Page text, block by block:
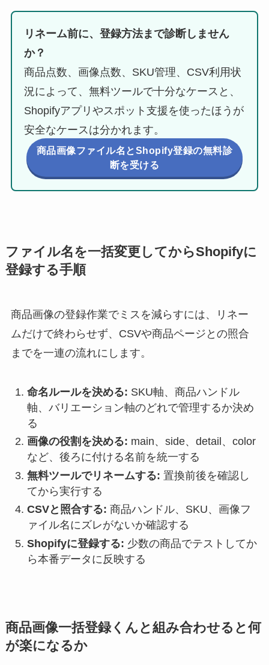
リネーム前に、登録方法まで診断しません
か？
商品点数、画像点数、SKU管理、CSV利用状
況によって、無料ツールで十分なケースと、
Shopifyアプリやスポット支援を使ったほうが
安全なケースは分かれます。
商品画像ファイル名とShopify登録の無料診
断を受ける
ファイル名を一括変更してからShopifyに
登録する手順
商品画像の登録作業でミスを減らすには、リネー
ムだけで終わらせず、CSVや商品ページとの照合
までを一連の流れにします。
命名ルールを決める: SKU軸、商品ハンドル
軸、バリエーション軸のどれで管理するか決め
る
画像の役割を決める: main、side、detail、color
など、後ろに付ける名前を統一する
無料ツールでリネームする: 置換前後を確認し
てから実行する
CSVと照合する: 商品ハンドル、SKU、画像フ
ァイル名にズレがないか確認する
Shopifyに登録する: 少数の商品でテストしてか
ら本番データに反映する
商品画像一括登録くんと組み合わせると何
が楽になるか